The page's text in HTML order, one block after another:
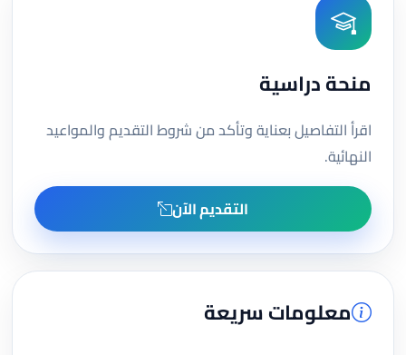
منحة دراسية
اقرأ التفاصيل بعناية وتأكد من شروط التقديم والمواعيد
النهائية.
التقديم الآن
معلومات سريعة